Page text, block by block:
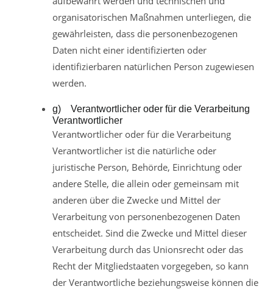
organisatorischen Maßnahmen unterliegen, die
gewährleisten, dass die personenbezogenen
Daten nicht einer identifizierten oder
identifizierbaren natürlichen Person zugewiesen
werden.
g) Verantwortlicher oder für die Verarbeitung
Verantwortlicher
Verantwortlicher oder für die Verarbeitung
Verantwortlicher ist die natürliche oder
juristische Person, Behörde, Einrichtung oder
andere Stelle, die allein oder gemeinsam mit
anderen über die Zwecke und Mittel der
Verarbeitung von personenbezogenen Daten
entscheidet. Sind die Zwecke und Mittel dieser
Verarbeitung durch das Unionsrecht oder das
Recht der Mitgliedstaaten vorgegeben, so kann
der Verantwortliche beziehungsweise können die